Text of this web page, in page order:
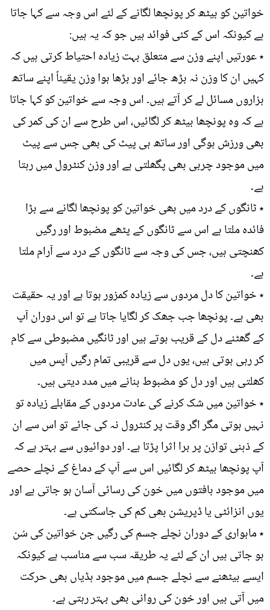
خواتین کو بیٹھ کر پونچھا لگانے کے لئے اس وجہ سے کہا جاتا
ہے کیونکہ اس کے کئی فوائد ہیں جو کہ یہ ہیں:
٭ عورتیں اپنے وزن سے متعلق بہت زیادہ احتیاط کرتی ہیں کہ
کہیں ان کا وزن نہ بڑھ جائے اور بڑھا ہوا وزن یقیناً اپنے ساتھ
ہزاروں مسائل لے کر آتے ہیں۔ اس وجہ سے خواتین کو کہا جاتا
ہے کہ وہ پونچھا بیٹھ کر لگائیں، اس طرح سے ان کی کمر کی
بھی ورزش ہوگی اور ساتھ ہی پیٹ کی بھی جس سے پیٹ
میں موجود چربی بھی پگھلتی ہے اور وزن کنٹرول میں رہتا
ہے۔
٭ ٹانگوں کے درد میں بھی خواتین کو پونچھا لگانے سے بڑا
فائدہ ملتا ہے اس سے ٹانگوں کے پٹھے مضبوط اور رگیں
کھنچتی ہیں، جس کی وجہ سے ٹانگوں کے درد سے آرام ملتا
ہے۔
٭ خواتین کا دل مردوں سے زیادہ کمزور ہوتا ہے اور یہ حقیقت
بھی ہے۔ پونچھا جب جھک کر لگایا جاتا ہے تو اس دوران آپ
کے گھٹنے دل کے قریب ہوتے ہیں اور ٹانگیں مضبوطی سے کام
کر رہی ہوتی ہیں، یوں دل سے قریبی تمام رگیں آپس میں
کھلتی ہیں اور دل کو مضبوط بنانے میں مدد دیتی ہیں۔
٭ خواتین میں شک کرنے کی عادت مردوں کے مقابلے زیادہ تو
نہیں ہوتی مگر اگر وقت پر کنٹرول نہ کی جائے تو اس سے ان
کے ذہنی توازن پر برا اثرا پڑتا ہے۔ اور دوائیوں سے بہتر ہے کہ
آپ پونچھا بیٹھ کر لگائیں اس سے آپ کے دماغ کے نچلے حصے
میں موجود بافتوں میں خون کی رسائی آسان ہو جاتی ہے اور
یوں انزائٹی یا ڈپریشن بھی کم کی جاسکتی ہے۔
٭ ماہواری کے دوران نچلے جسم کی رگیں جن خواتین کی سُن
ہو جاتی ہیں ان کے لئے یہ طریقہ سب سے مناسب ہے کیونکہ
ایسے بیٹھنے سے نچلے جسم میں موجود ہڈیاں بھی حرکت
میں آتی ہیں اور خون کی روانی بھی بہتر رہتی ہے۔